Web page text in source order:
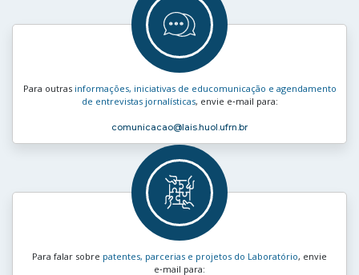
Para outras informações, iniciativas de educomunicação e agendamento
de entrevistas jornalísticas, envie e‑mail para:
comunicacao@lais.huol.ufrn.br
Para falar sobre patentes, parcerias e projetos do Laboratório, envie
e‑mail para: